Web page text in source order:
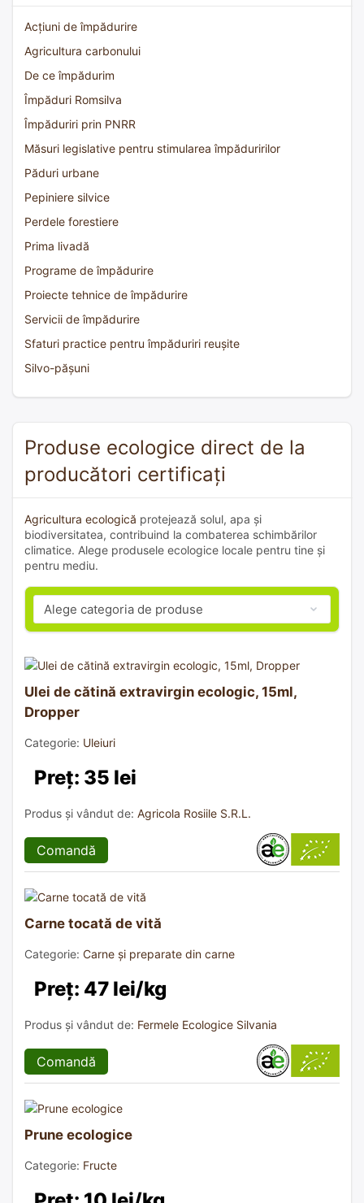
Acțiuni de împădurire
Agricultura carbonului
De ce împădurim
Împăduri Romsilva
Împăduriri prin PNRR
Măsuri legislative pentru stimularea împăduririlor
Păduri urbane
Pepiniere silvice
Perdele forestiere
Prima livadă
Programe de împădurire
Proiecte tehnice de împădurire
Servicii de împădurire
Sfaturi practice pentru împăduriri reușite
Silvo-pășuni
Produse ecologice direct de la
producători certificați
Agricultura ecologică protejează solul, apa și
biodiversitatea, contribuind la combaterea schimbărilor
climatice. Alege produsele ecologice locale pentru tine și
pentru mediu.
Ulei de cătină extravirgin ecologic, 15ml,
Dropper
Categorie: Uleiuri
Preț: 35 lei
Produs și vândut de: Agricola Rosiile S.R.L.
Comandă
Carne tocată de vită
Categorie: Carne și preparate din carne
Preț: 47 lei/kg
Produs și vândut de: Fermele Ecologice Silvania
Comandă
Prune ecologice
Categorie: Fructe